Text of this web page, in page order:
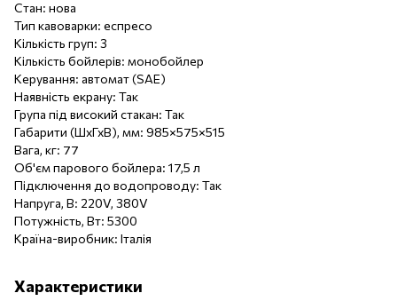
Стан: нова
Тип кавоварки: еспресо
Кількість груп: 3
Кількість бойлерів: монобойлер
Керування: автомат (SAE)
Наявність екрану: Так
Група під високий стакан: Так
Габарити (ШхГхВ), мм: 985×575×515
Вага, кг: 77
Об'єм парового бойлера: 17,5 л
Підключення до водопроводу: Так
Напруга, В: 220V, 380V
Потужність, Вт: 5300
Країна-виробник: Італія
Характеристики